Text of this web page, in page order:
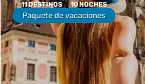
11 DESTINOS 10 NOCHES
Paquete de vacaciones